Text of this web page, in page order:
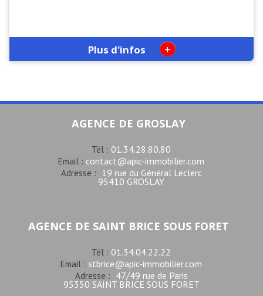
Plus d'infos +
AGENCE DE GROSLAY
Tél : 01.34.28.80.80
Email : contact@apic-immobilier.com
Adresse : 19 rue du Général Leclerc
95410 GROSLAY
AGENCE DE SAINT BRICE SOUS FORET
Tél : 01.34.04.22.22
Email : stbrice@apic-immobilier.com
Adresse : 47/49 rue de Paris
95350 SAINT BRICE SOUS FORET